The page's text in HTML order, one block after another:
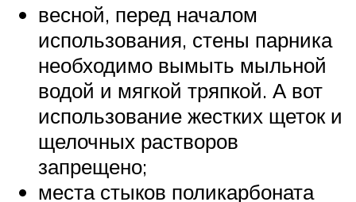
весной, перед началом
использования, стены парника
необходимо вымыть мыльной
водой и мягкой тряпкой. А вот
использование жестких щеток и
щелочных растворов
запрещено;
места стыков поликарбоната